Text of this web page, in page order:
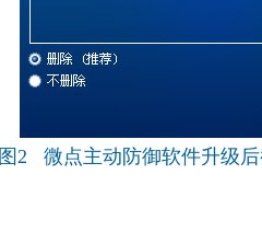
图2 微点主动防御软件升级